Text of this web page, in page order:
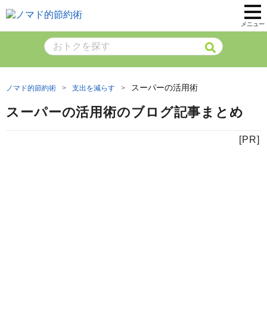
メニュー
ノマド的節約術 支出を減らす スーパーの活用術
スーパーの活用術のブログ記事まとめ